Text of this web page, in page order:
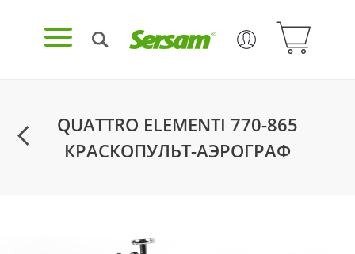
QUATTRO ELEMENTI 770-865
КРАСКОПУЛЬТ-АЭРОГРАФ